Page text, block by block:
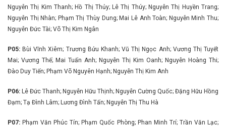
Nguyễn Thị Kim Thanh; Hồ Thị Thủy; Lê Thị Thúy; Nguyễn Thị Huyền Trang;
Nguyễn Thị Nhàn; Phạm Thị Thùy Dung; Mai Lê Anh Toàn; Nguyễn Minh Thu;
Nguyễn Đức Tài; Võ Thị Kim Ngân
P05: Bùi Vĩnh Xiêm; Trương Bửu Khanh; Vũ Thị Ngọc Anh; Vương Thị Tuyết
Mai; Vương Thế; Mai Tuấn Anh; Nguyễn Thị Kim Oanh; Nguyễn Hoàng Thi;
Đào Duy Tiến; Phạm Võ Nguyên Hạnh; Nguyễn Thị Kim Anh
P06: Lê Đức Thanh; Nguyễn Hữu Thịnh; Nguyễn Cường Quốc; Đặng Hữu Hồng
Đạm; Tạ Đình Lâm; Lương Đình Tấn; Nguyễn Thị Thu Hà
P07: Phạm Văn Phúc Tín; Phạm Quốc Phòng; Phan Minh Trí; Trần Văn Lạc;